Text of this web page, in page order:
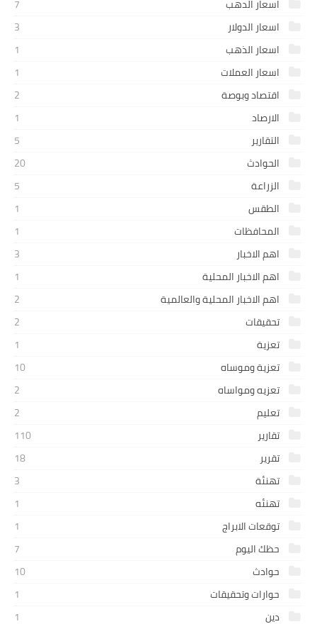
اسعار الدهب
7
اسعار الدولار
3
اسعار الذهب
1
اسعار العملات
1
اقتصاد وبوصة
2
الارصاد
1
التقارير
5
الحوادث
20
الزراعة
5
الطقس
1
المحافظات
1
اهم الاخبار
3
اهم الاخبار المحلية
1
اهم الاخبار المحلية والعالمية
2
تحقيقات
2
تعزية
1
تعزية وموساه
10
تعزيه ومواساه
2
تعليم
2
تقارير
110
تقرير
18
تهنئة
3
تهنئه
1
توقعات الابراج
1
حظك اليوم
7
حوادث
10
حوارات وتحقيقات
1
دين
1